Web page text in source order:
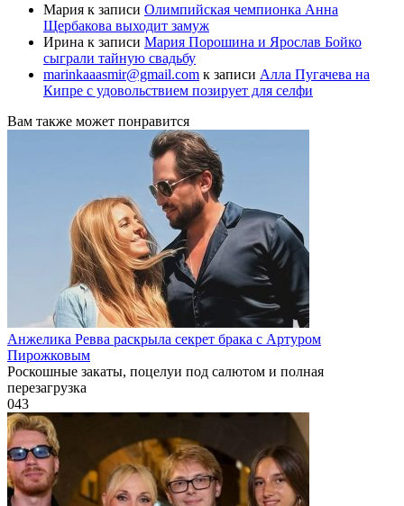
Мария к записи Олимпийская чемпионка Анна
Щербакова выходит замуж
Ирина к записи Мария Порошина и Ярослав Бойко
сыграли тайную свадьбу
marinkaaasmir@gmail.com к записи Алла Пугачева на
Кипре с удовольствием позирует для селфи
Вам также может понравится
Анжелика Ревва раскрыла секрет брака с Артуром
Пирожковым
Роскошные закаты, поцелуи под салютом и полная
перезагрузка
043